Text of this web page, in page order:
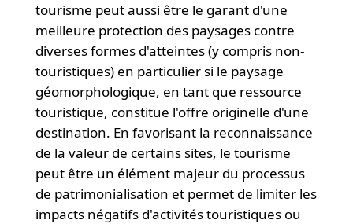
tourisme peut aussi être le garant d'une
meilleure protection des paysages contre
diverses formes d'atteintes (y compris non-
touristiques) en particulier si le paysage
géomorphologique, en tant que ressource
touristique, constitue l'offre originelle d'une
destination. En favorisant la reconnaissance
de la valeur de certains sites, le tourisme
peut être un élément majeur du processus
de patrimonialisation et permet de limiter les
impacts négatifs d'activités touristiques ou